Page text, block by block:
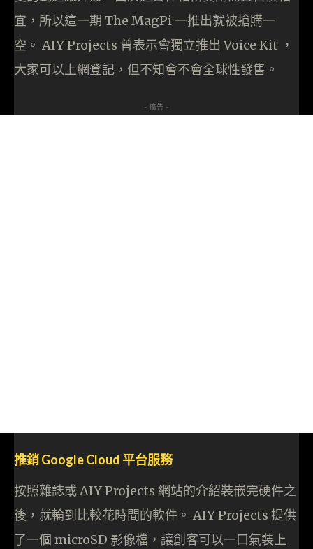
宜，所以這一期 The MagPi 一推出就被搶購一
空。 AIY Projects 曾表示會獨立推出 Voice Kit ，
大家可以上網登記，但不知會不會全球性發售。
- 廣告 -
推銷 Google Cloud 平台服務
按照雜誌或 AIY Projects 網站的介紹裝嵌完硬件之
後，就輪到比較花時間的軟件。 AIY Projects 提供
了一個 microSD 影像檔，讓創客可以一口氣裝上